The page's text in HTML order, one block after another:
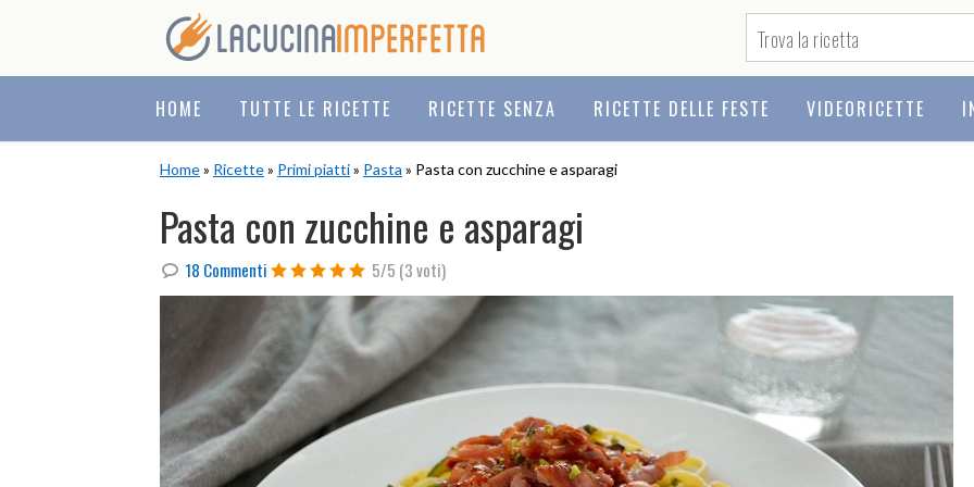
Skip
to
primary
navigation
Skip
to
main
content
Skip
to
primary
sidebar
HOME TUTTE LE RICETTE RICETTE SENZA RICETTE DELLE FESTE VIDEORICETTE
Home» Ricette» Primi piatti» Pasta » Pasta con zucchine e asparagi
Pasta con zucchine e asparagi
18 Commenti 5/5 (3 voti)